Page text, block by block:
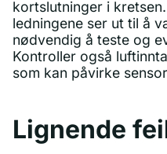
kortslutninger i
ledningene ser ut til å
nødvendig å teste og
Kontroller også
som kan påvirke
Lignende